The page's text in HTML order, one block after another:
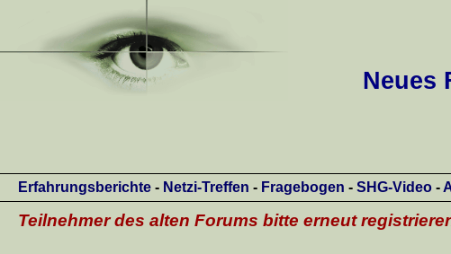
Neues
Erfahrungsberichte - Netzi-Treffen - Fragebogen - SHG-Video -
Teilnehmer des alten Forums bitte erneut